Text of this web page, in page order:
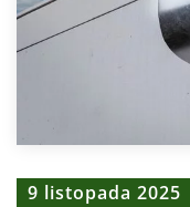
9 listopada 2025